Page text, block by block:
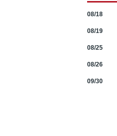
08/18
08/19
08/25
08/26
09/30